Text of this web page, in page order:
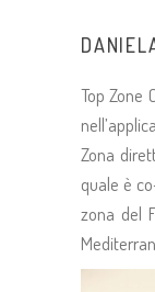
Top Zone
Zona
quale è
zona del